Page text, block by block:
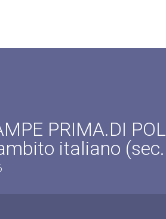
PRIMA.DI
italiano